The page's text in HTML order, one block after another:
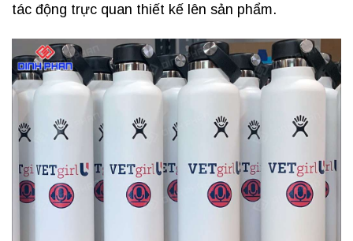
tác động trực quan thiết kế lên sản phẩm.